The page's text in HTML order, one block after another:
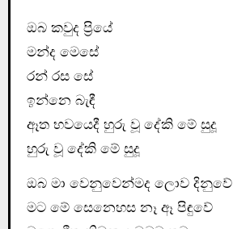
ඔබ කවුද ප්‍රියේ
මන්ද මෙසේ
රන් රස සේ
ඉන්නෙ බැඳී
ඈත භවයෙදී හුරු වූ දේකි මේ සුදූ
හුරු වූ දේකි මේ සුදූ
ඔබ මා වෙනුවෙන්මද ලොව දිනුවේ
මට මේ සෙනෙහස නෑ ඈ පිඳුවේ